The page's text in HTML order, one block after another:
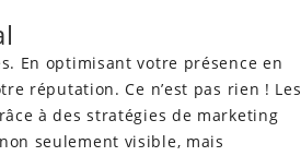
En optimisant votre présence en
réputation. Ce n’est pas rien ! Les
à des stratégies de marketing
seulement visible, mais